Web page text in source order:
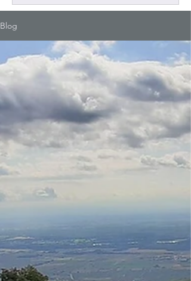
a été au carrefour de plusieurs
musulmanes. La place Registan Au 14e
siècle, la ville a vécu une période de
prospérité sous le règne d’Amir
Timour (Tamerlan). Ce dirigeant a fait
de Samar
Blog